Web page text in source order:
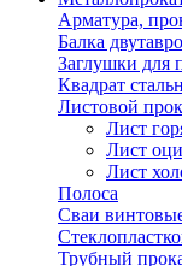
Арматура,
Балка
Заглушки для
Квадрат
Листовой
Лист
Лист
Лист
Полоса
Сваи
Трубный